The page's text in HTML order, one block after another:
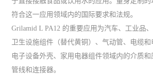
符合这一应用领域内的国际要求和法规。
Grilamid L PA12 的重要应用为汽车、工业品
卫生设施组件（替代黄铜）、气动管、电缆
电子设备外壳、家用电器组件领域内的介质
管线和连接器。